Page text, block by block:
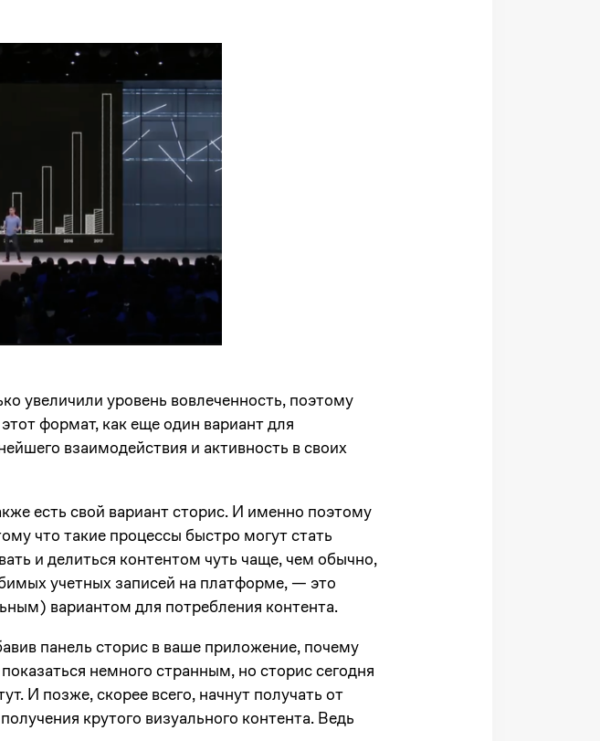
увеличили уровень вовлеченность, поэтому
формат, как еще один вариант для
взаимодействия и активность в своих
есть свой вариант сторис. И именно поэтому
что такие процессы быстро могут стать
и делиться контентом чуть чаще, чем обычно,
учетных записей на платформе, — это
вариантом для потребления контента.
панель сторис в ваше приложение, почему
немного странным, но сторис сегодня
И позже, скорее всего, начнут получать от
крутого визуального контента. Ведь